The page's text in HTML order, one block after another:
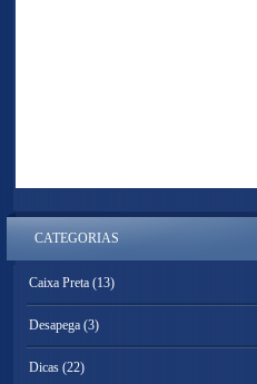
CATEGORIAS
Caixa Preta (13)
Desapega (3)
Dicas (22)